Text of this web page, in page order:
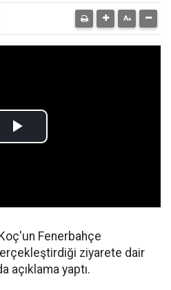
Fenerbahçe
ziyarete dair
açıklama yaptı.